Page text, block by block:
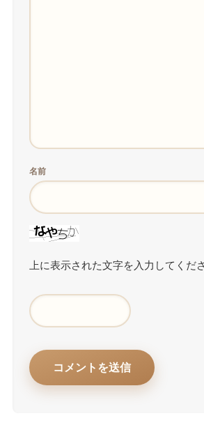
名前
上に表示された文字を入力してくだ